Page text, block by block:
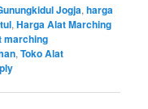
Jogja,harga
,Harga Alat Marching
marching
,Toko Alat